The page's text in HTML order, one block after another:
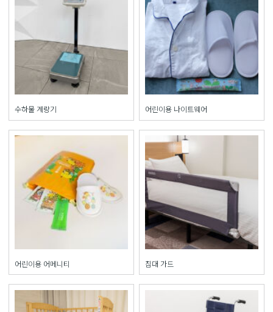
수하물 계량기 어린이용 나이트웨어
어린이용 어메니티 침대 가드